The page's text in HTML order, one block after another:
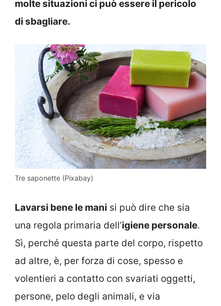
molte situazioni ci può essere il pericolo
di sbagliare.
Tre saponette (Pixabay)
Lavarsi bene le mani si può dire che sia
una regola primaria dell’igiene personale.
Sì, perché questa parte del corpo, rispetto
ad altre, è, per forza di cose, spesso e
volentieri a contatto con svariati oggetti,
persone, pelo degli animali, e via